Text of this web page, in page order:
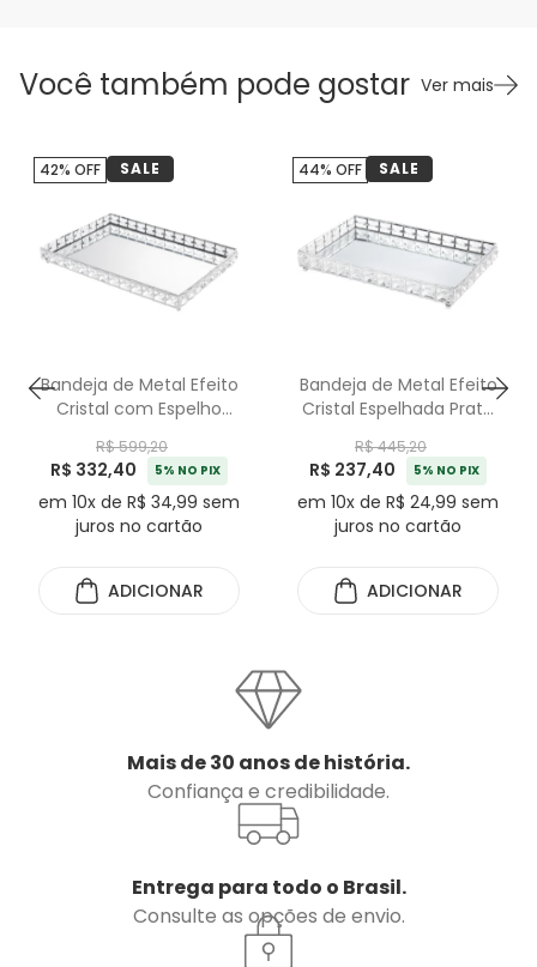
Você também pode gostar Ver mais
Bandeja de Metal Efeito
Cristal com Espelho
R$ 599,20
R$ 332,40 5% NO PIX
em 10x de R$ 34,99 sem
juros no cartão
42% OFF SALE
ADICIONAR
Bandeja de Metal Efeito
Cristal Espelhada Prata
R$ 445,20
R$ 237,40 5% NO PIX
em 10x de R$ 24,99 sem
juros no cartão
44% OFF SALE
ADICIONAR
Mais de 30 anos de história.
Confiança e credibilidade.
Entrega para todo o Brasil.
Consulte as opções de envio.